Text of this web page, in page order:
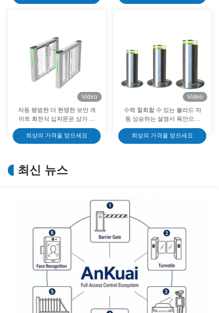
Video
자동 평범한 더 현명한 보안 게
이트 회전식 십자문은 상가 건
물 호텔을 위해 배리어로 둘러
쌉니다
최상의 가격을 얻으세요
Video
수력 철회할 수 있는 볼라드 자
동 상승하는 설명서 육안으로
보이지 않는 볼라드를 주차하
기
최상의 가격을 얻으세요
최신 뉴스